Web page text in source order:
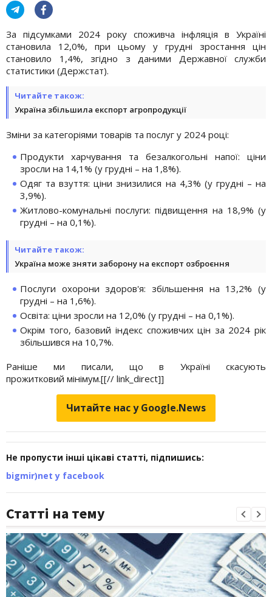
За підсумками 2024 року споживча інфляція в Україні
становила 12,0%, при цьому у грудні зростання цін
становило 1,4%, згідно з даними Державної служби
статистики (Держстат).
Читайте також:
Україна збільшила експорт агропродукції
Зміни за категоріями товарів та послуг у 2024 році:
Продукти харчування та безалкогольні напої: ціни
зросли на 14,1% (у грудні – на 1,8%).
Одяг та взуття: ціни знизилися на 4,3% (у грудні – на
3,9%).
Житлово-комунальні послуги: підвищення на 18,9% (у
грудні – на 0,1%).
Читайте також:
Україна може зняти заборону на експорт озброєння
Послуги охорони здоров'я: збільшення на 13,2% (у
грудні – на 1,6%).
Освіта: ціни зросли на 12,0% (у грудні – на 0,1%).
Окрім того, базовий індекс споживчих цін за 2024 рік
збільшився на 10,7%.
Раніше ми писали, що в Україні скасують
прожитковий мінімум.[[// link_direct]]
Читайте нас у Google.News
Не пропусти інші цікаві статті, підпишись:
bigmir)net у facebook
Статті на тему